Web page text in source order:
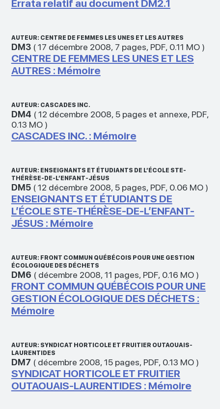
Errata relatif au document DM2.1
AUTEUR: CENTRE DE FEMMES LES UNES ET LES AUTRES
DM3(17 décembre 2008, 7 pages, PDF, 0.11 MO)
CENTRE DE FEMMES LES UNES ET LES
AUTRES : Mémoire
AUTEUR: CASCADES INC.
DM4 (12 décembre 2008, 5 pages et annexe, PDF,
0.13 MO)
CASCADES INC. : Mémoire
AUTEUR: ENSEIGNANTS ET ÉTUDIANTS DE L’ÉCOLE STE-
THÉRÈSE-DE-L’ENFANT-JÉSUS
DM5(12 décembre 2008, 5 pages, PDF, 0.06 MO)
ENSEIGNANTS ET ÉTUDIANTS DE
L’ÉCOLE STE-THÉRÈSE-DE-L’ENFANT-
JÉSUS : Mémoire
AUTEUR: FRONT COMMUN QUÉBÉCOIS POUR UNE GESTION
ÉCOLOGIQUE DES DÉCHETS
DM6 ( décembre 2008, 11 pages, PDF, 0.16 MO)
FRONT COMMUN QUÉBÉCOIS POUR UNE
GESTION ÉCOLOGIQUE DES DÉCHETS :
Mémoire
AUTEUR: SYNDICAT HORTICOLE ET FRUITIER OUTAOUAIS-
LAURENTIDES
DM7 ( décembre 2008, 15 pages, PDF, 0.13 MO)
SYNDICAT HORTICOLE ET FRUITIER
OUTAOUAIS-LAURENTIDES : Mémoire